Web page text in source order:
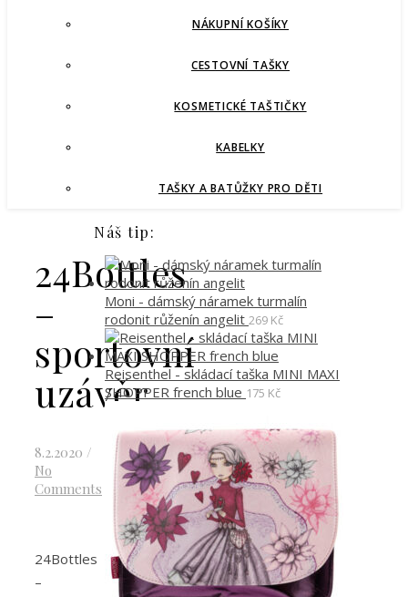
NÁKUPNÍ KOŠÍKY
CESTOVNÍ TAŠKY
KOSMETICKÉ TAŠTIČKY
KABELKY
TAŠKY A BATŮŽKY PRO DĚTI
24Bottles
–
sportovní
uzávěr
8.2.2020 /
No
Comments
24Bottles
–
Náš tip:
Moni - dámský náramek turmalín
rodonit růženín angelit 269 Kč
Reisenthel - skládací taška MINI MAXI
SHOPPER french blue 175 Kč